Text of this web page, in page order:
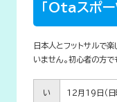
「Otaスポ
日本人とフットサルで
いません。初心者の方
い
12月19日（